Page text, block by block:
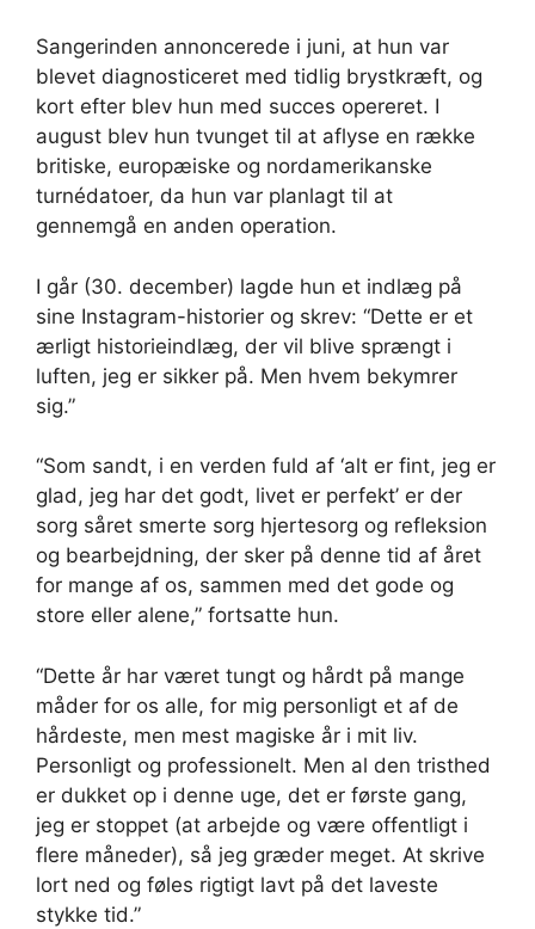
Sangerinden annoncerede i juni, at hun var
blevet diagnosticeret med tidlig brystkræft, og
kort efter blev hun med succes opereret. I
august blev hun tvunget til at aflyse en række
britiske, europæiske og nordamerikanske
turnédatoer, da hun var planlagt til at
gennemgå en anden operation.
I går (30. december) lagde hun et indlæg på
sine Instagram-historier og skrev: “Dette er et
ærligt historieindlæg, der vil blive sprængt i
luften, jeg er sikker på. Men hvem bekymrer
sig.”
“Som sandt, i en verden fuld af ‘alt er fint, jeg er
glad, jeg har det godt, livet er perfekt’ er der
sorg såret smerte sorg hjertesorg og refleksion
og bearbejdning, der sker på denne tid af året
for mange af os, sammen med det gode og
store eller alene,” fortsatte hun.
“Dette år har været tungt og hårdt på mange
måder for os alle, for mig personligt et af de
hårdeste, men mest magiske år i mit liv.
Personligt og professionelt. Men al den tristhed
er dukket op i denne uge, det er første gang,
jeg er stoppet (at arbejde og være offentligt i
flere måneder), så jeg græder meget. At skrive
lort ned og føles rigtigt lavt på det laveste
stykke tid.”